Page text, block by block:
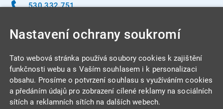
530 332 751
INTEGRA CENTRUM s.r.o.
Jabloňová 662/7
Nastavení ochrany soukromí
Tato webová stránka používá soubory cookies k zajištění
funkčnosti webu a s Vaším souhlasem i k personalizaci
obsahu. Prosíme o potvrzení souhlasu s využíváním cookies
a předáním údajů pro zobrazení cílené reklamy na sociálních
sítích a reklamních sítích na dalších webech.